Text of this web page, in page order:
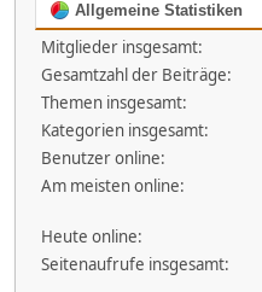
Allgemeine Statistiken
Mitglieder insgesamt:
Gesamtzahl der Beiträge:
Themen insgesamt:
Kategorien insgesamt:
Benutzer online:
Am meisten online:
Heute online:
Seitenaufrufe insgesamt: